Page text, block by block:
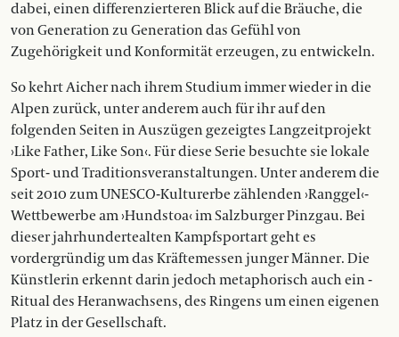
dabei, einen differenzierteren Blick auf die Bräuche, die
von Generation zu Generation das Gefühl von
Zugehörigkeit und Konformität ­erzeugen, zu entwickeln.
So kehrt Aicher nach ihrem Studium immer wieder in die
Alpen zurück, unter anderem auch für ihr auf den
folgenden Seiten in Auszügen gezeigtes Langzeitprojekt
›Like Father, Like Son‹. Für diese Serie besuchte sie lokale
Sport- und Traditionsveranstaltungen. Unter anderem die
seit 2010 zum UNESCO-Kulturerbe zählenden ›Ranggel‹-
Wettbewerbe am ›Hundstoa‹ im Salzburger Pinzgau. Bei
dieser jahrhundertealten Kampfsportart geht es
vordergründig um das Kräftemessen junger Männer. Die
Künstlerin erkennt darin jedoch metaphorisch auch ein ­
Ritual des Heranwachsens, des Ringens um einen ­eigenen
Platz in der Gesellschaft.